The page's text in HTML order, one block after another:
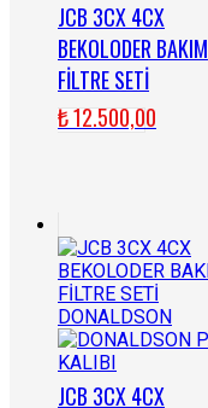
JCB 3CX 4CX
BEKOLODER BAKIM
FİLTRE SETİ
₺12.500,00
JCB 3CX 4CX